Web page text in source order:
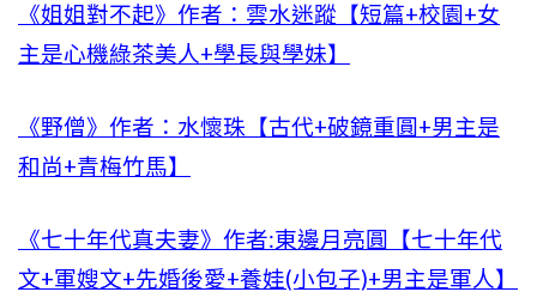
《姐姐對不起》作者：雲水迷蹤【短篇+校園+女
主是心機綠茶美人+學長與學妹】
《野僧》作者：水懷珠【古代+破鏡重圓+男主是
和尚+青梅竹馬】
《七十年代真夫妻》作者:東邊月亮圓【七十年代
文+軍嫂文+先婚後愛+養娃(小包子)+男主是軍人】